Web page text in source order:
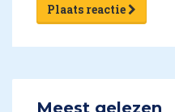
Plaats reactie
Meest gelezen